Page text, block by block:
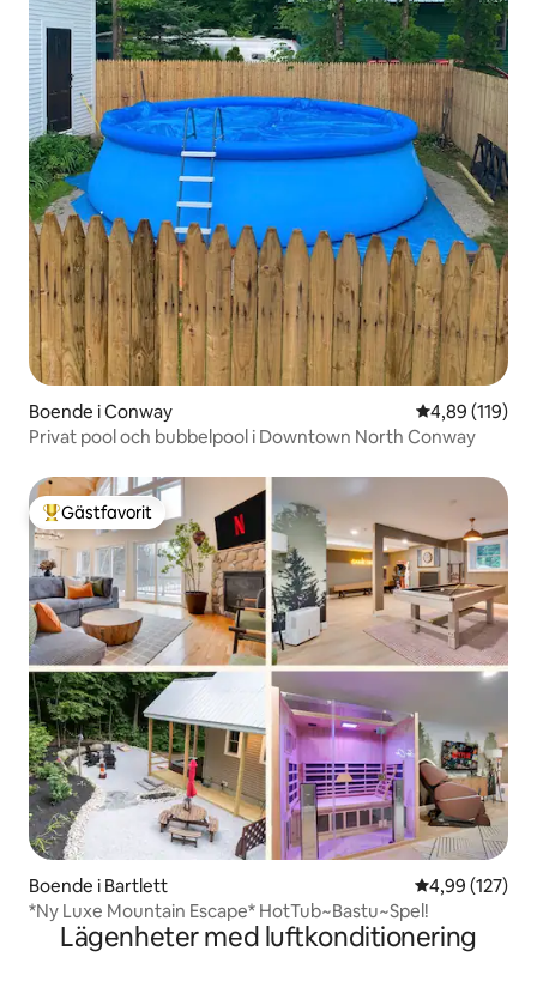
Boende i Conway 4,89 av 5 i
4,89 (119)
Privat pool och bubbelpool i Downtown North Conway
Populär gästfavorit
Gästfavorit
Boende i Bartlett 4,99 av 5 i
4,99 (127)
*Ny Luxe Mountain Escape* HotTub~Bastu~Spel!
Lägenheter med luftkonditionering